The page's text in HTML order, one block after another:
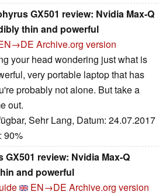
GX501 review: Nvidia Max-Q
thin and powerful
Archive.org version
your head wondering just what is
very portable laptop that has
probably not alone. But take a
out.
Sehr Lang, Datum: 24.07.2017
: 90%
review: Nvidia Max-Q
and powerful
EN→DE Archive.org version